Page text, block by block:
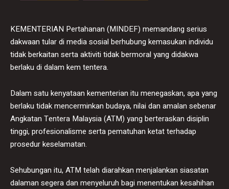
KEMENTERIAN Pertahanan (MINDEF) memandang serius
dakwaan tular di media sosial berhubung kemasukan individu
tidak berkaitan serta aktiviti tidak bermoral yang didakwa
berlaku di dalam kem tentera.
Dalam satu kenyataan kementerian itu menegaskan, apa yang
berlaku tidak mencerminkan budaya, nilai dan amalan sebenar
Angkatan Tentera Malaysia (ATM) yang berteraskan disiplin
tinggi, profesionalisme serta pematuhan ketat terhadap
prosedur keselamatan.
Sehubungan itu, ATM telah diarahkan menjalankan siasatan
dalaman segera dan menyeluruh bagi menentukan kesahihan